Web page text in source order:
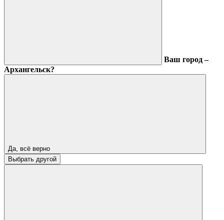
Ваш город –
Архангельск?
Да, всё верно
Выбрать другой